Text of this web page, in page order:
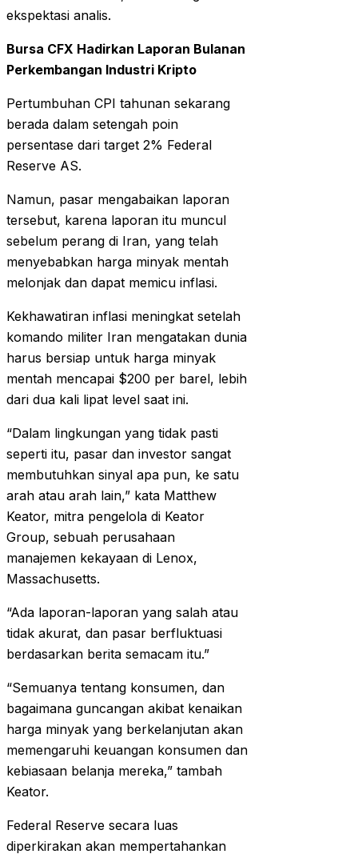
ekspektasi analis.
Bursa CFX Hadirkan Laporan Bulanan
Perkembangan Industri Kripto
Pertumbuhan CPI tahunan sekarang
berada dalam setengah poin
persentase dari target 2% Federal
Reserve AS.
Namun, pasar mengabaikan laporan
tersebut, karena laporan itu muncul
sebelum perang di Iran, yang telah
menyebabkan harga minyak mentah
melonjak dan dapat memicu inflasi.
Kekhawatiran inflasi meningkat setelah
komando militer Iran mengatakan dunia
harus bersiap untuk harga minyak
mentah mencapai $200 per barel, lebih
dari dua kali lipat level saat ini.
“Dalam lingkungan yang tidak pasti
seperti itu, pasar dan investor sangat
membutuhkan sinyal apa pun, ke satu
arah atau arah lain,” kata Matthew
Keator, mitra pengelola di Keator
Group, sebuah perusahaan
manajemen kekayaan di Lenox,
Massachusetts.
“Ada laporan-laporan yang salah atau
tidak akurat, dan pasar berfluktuasi
berdasarkan berita semacam itu.”
“Semuanya tentang konsumen, dan
bagaimana guncangan akibat kenaikan
harga minyak yang berkelanjutan akan
memengaruhi keuangan konsumen dan
kebiasaan belanja mereka,” tambah
Keator.
Federal Reserve secara luas
diperkirakan akan mempertahankan